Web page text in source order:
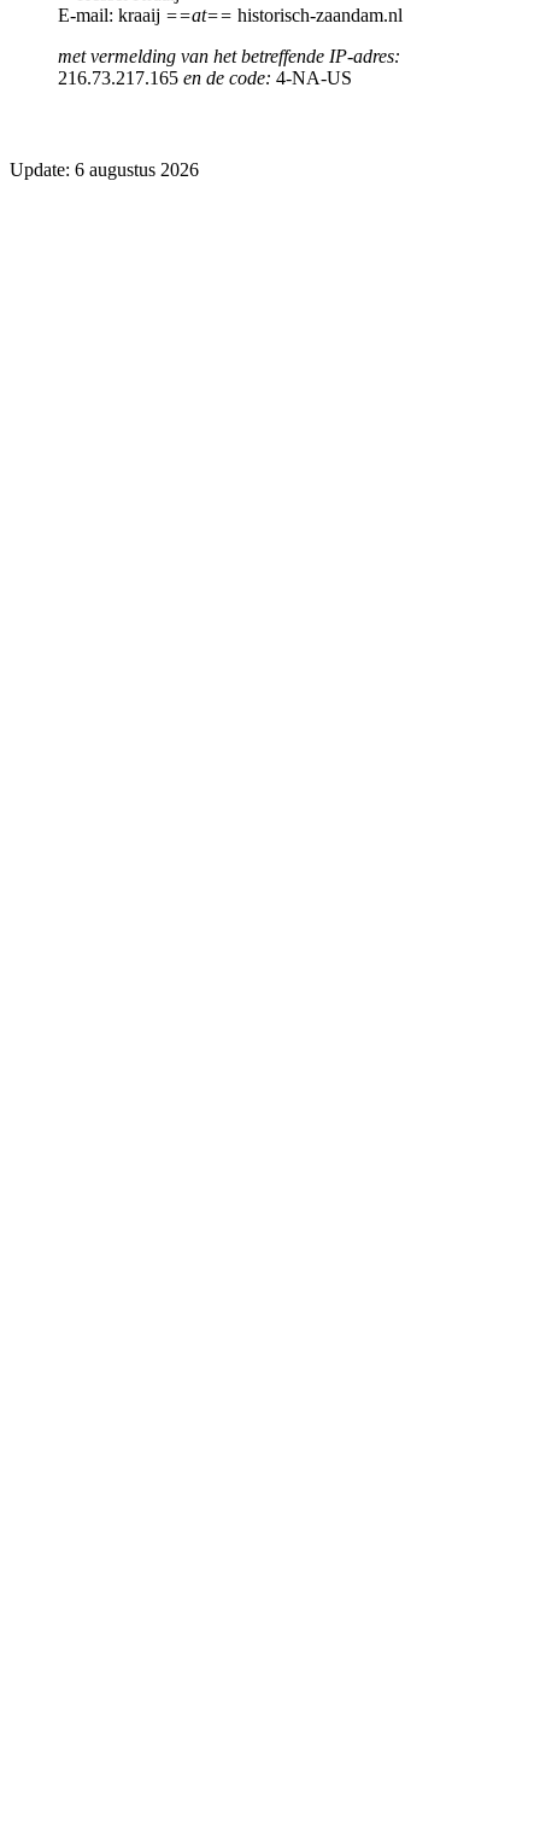
E-mail: kraaij ==at== historisch-zaandam.nl
met vermelding van het betreffende IP-adres:
216.73.217.165 en de code: 4-NA-US
Update: 6 augustus 2026